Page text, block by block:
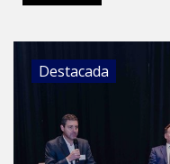
Destacada